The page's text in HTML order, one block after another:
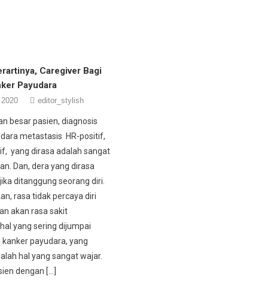
Caregiver Bagi
Payudara
editor_stylish
besar pasien, diagnosis
metastasis HR-positif,
yang dirasa adalah sangat
Dan, dera yang dirasa
ditanggung seorang diri.
rasa tidak percaya diri
akan rasa sakit
yang sering dijumpai
payudara, yang
hal yang sangat wajar.
dengan […]